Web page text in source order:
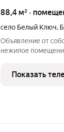
88,4 м² ·
село Белый Ключ,
Объявление от
нежилое
свободного
воинская часть),
Показать